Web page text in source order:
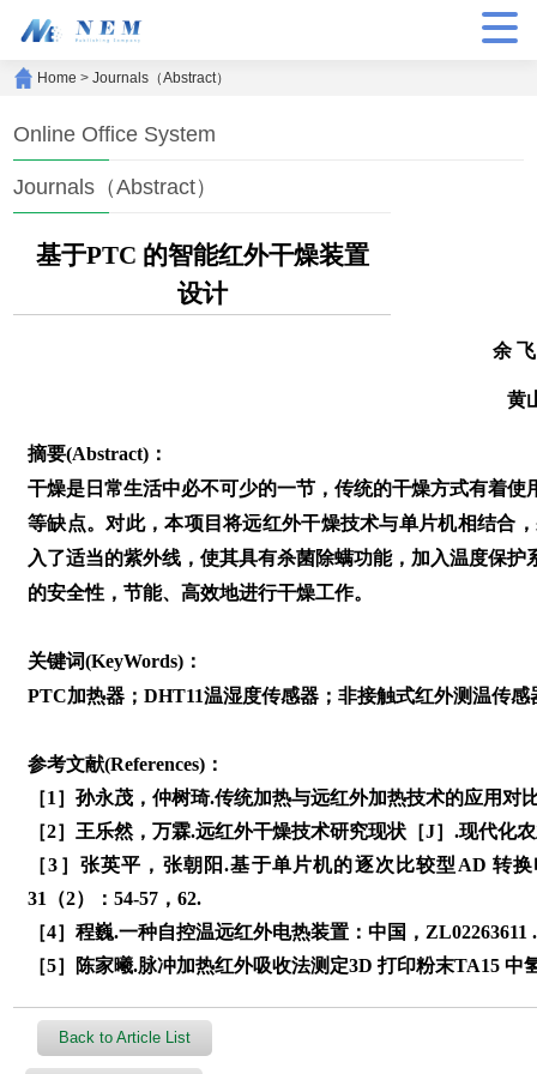
Home >Journals（Abstract）
Online Office System
Journals（Abstract）
基于PTC 的智能红外干燥装置
设计
余
黄
摘要(Abstract)：
干燥是日常生活中必不可少的一节，传统的干燥方式有着
等缺点。对此，本项目将远红外干燥技术与单片机相结合
入了适当的紫外线，使其具有杀菌除螨功能，加入温度保
的安全性，节能、高效地进行干燥工作。
关键词(KeyWords)：
PTC加热器；DHT11温湿度传感器；非接触式红外测温传感
参考文献(References)：
［1］孙永茂，仲树琦.传统加热与远红外加热技术的应用对
［2］王乐然，万霖.远红外干燥技术研究现状［J］.现代化
［3］张英平，张朝阳.基于单片机的逐次比较型AD 转
31（2）：54-57，62.
［4］程巍.一种自控温远红外电热装置：中国，ZL02263611
［5］陈家曦.脉冲加热红外吸收法测定3D 打印粉末TA15 中
Back to Article List